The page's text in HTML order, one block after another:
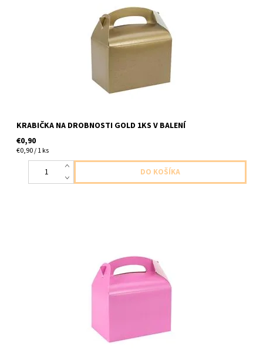
papierova kabicka zlata 1ks v baleni velkost 10x12x15cm
KRABIČKA NA DROBNOSTI GOLD 1KS V BALENÍ
€0,90
€0,90 / 1 ks
papierova krabicka ruzova 1ks v baleni velkost 12x10x15